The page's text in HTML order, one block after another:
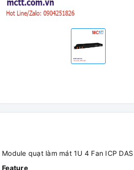
Module quạt làm mát 1U 4 Fan ICP
Feature